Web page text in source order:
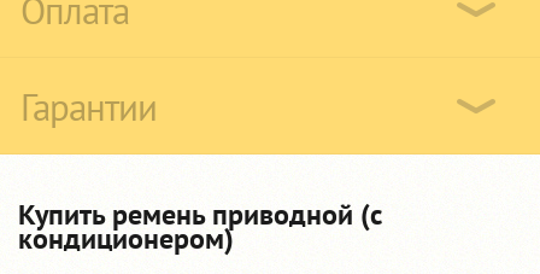
Оплата
Гарантии
Купить ремень приводной (с
кондиционером)